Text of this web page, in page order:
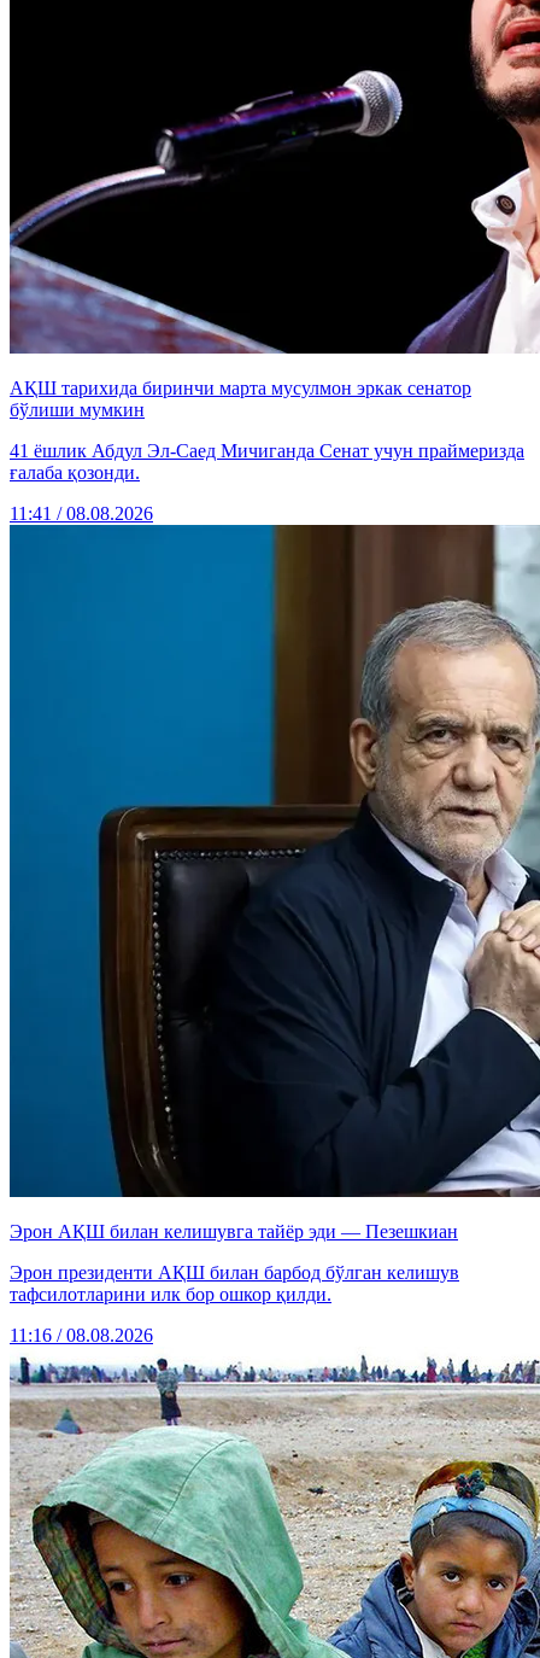
АҚШ тарихида биринчи марта мусулмон эркак сенатор
бўлиши мумкин
41 ёшлик Абдул Эл-Саед Мичиганда Сенат учун праймеризда
ғалаба қозонди.
11:41 / 08.08.2026
Эрон АҚШ билан келишувга тайёр эди — Пезешкиан
Эрон президенти АҚШ билан барбод бўлган келишув
тафсилотларини илк бор ошкор қилди.
11:16 / 08.08.2026